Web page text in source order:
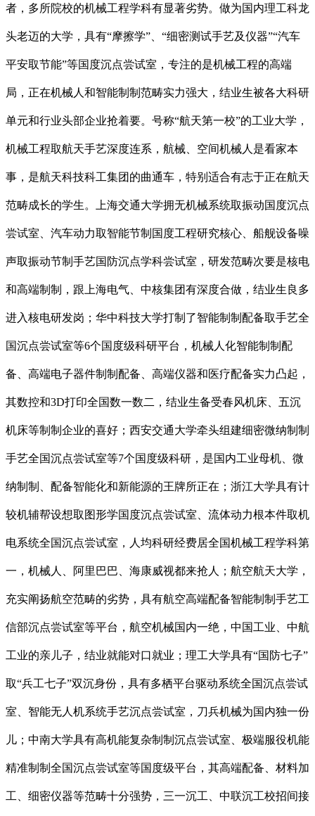
者，多所院校的机械工程学科有显著劣势。做为国内理工科龙
头老迈的大学，具有“摩擦学”、“细密测试手艺及仪器”“汽车
平安取节能”等国度沉点尝试室，专注的是机械工程的高端
局，正在机械人和智能制制范畴实力强大，结业生被各大科研
单元和行业头部企业抢着要。号称“航天第一校”的工业大学，
机械工程取航天手艺深度连系，航械、空间机械人是看家本
事，是航天科技科工集团的曲通车，特别适合有志于正在航天
范畴成长的学生。上海交通大学拥无机械系统取振动国度沉点
尝试室、汽车动力取智能节制国度工程研究核心、船舰设备噪
声取振动节制手艺国防沉点学科尝试室，研发范畴次要是核电
和高端制制，跟上海电气、中核集团有深度合做，结业生良多
进入核电研发岗；华中科技大学打制了智能制制配备取手艺全
国沉点尝试室等6个国度级科研平台，机械人化智能制制配
备、高端电子器件制制配备、高端仪器和医疗配备实力凸起，
其数控和3D打印全国数一数二，结业生备受春风机床、五沉
机床等制制企业的喜好；西安交通大学牵头组建细密微纳制制
手艺全国沉点尝试室等7个国度级科研，是国内工业母机、微
纳制制、配备智能化和新能源的王牌所正在；浙江大学具有计
较机辅帮设想取图形学国度沉点尝试室、流体动力根本件取机
电系统全国沉点尝试室，人均科研经费居全国机械工程学科第
一，机械人、阿里巴巴、海康威视都来抢人；航空航天大学，
充实阐扬航空范畴的劣势，具有航空高端配备智能制制手艺工
信部沉点尝试室等平台，航空机械国内一绝，中国工业、中航
工业的亲儿子，结业就能对口就业；理工大学具有“国防七子”
取“兵工七子”双沉身份，具有多栖平台驱动系统全国沉点尝试
室、智能无人机系统手艺沉点尝试室，刀兵机械为国内独一份
儿；中南大学具有高机能复杂制制沉点尝试室、极端服役机能
精准制制全国沉点尝试室等国度级平台，其高端配备、材料加
工、细密仪器等范畴十分强势，三一沉工、中联沉工校招间接